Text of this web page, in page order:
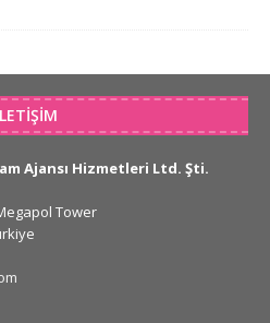
Ajansı Hizmetleri Ltd. Şti.
Tower